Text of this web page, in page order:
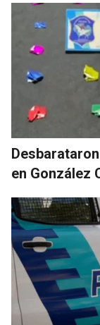
en González